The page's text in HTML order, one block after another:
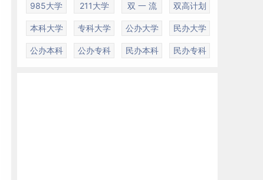
985大学 211大学 双 一 流 双高计划
本科大学 专科大学 公办大学 民办大学
公办本科 公办专科 民办本科 民办专科